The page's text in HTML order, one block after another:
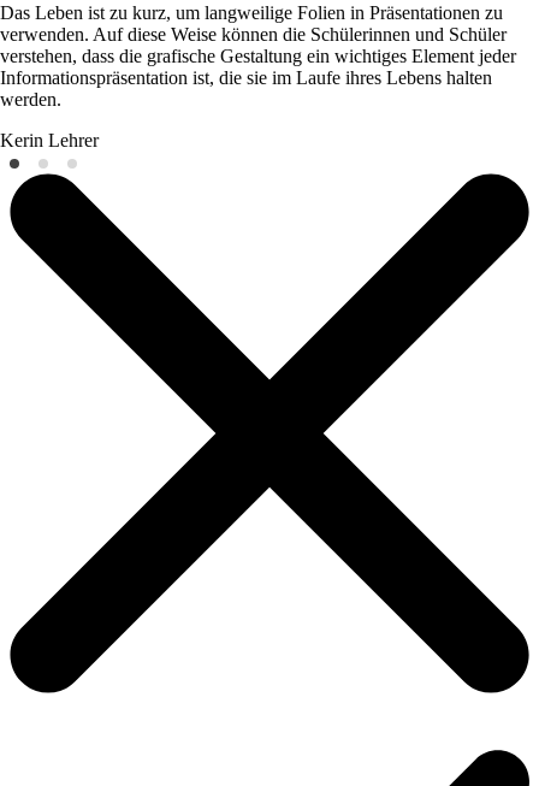
Das Leben ist zu kurz, um langweilige Folien in Präsentationen zu
verwenden. Auf diese Weise können die Schülerinnen und Schüler
verstehen, dass die grafische Gestaltung ein wichtiges Element jeder
Informationspräsentation ist, die sie im Laufe ihres Lebens halten
werden.
Kerin Lehrer